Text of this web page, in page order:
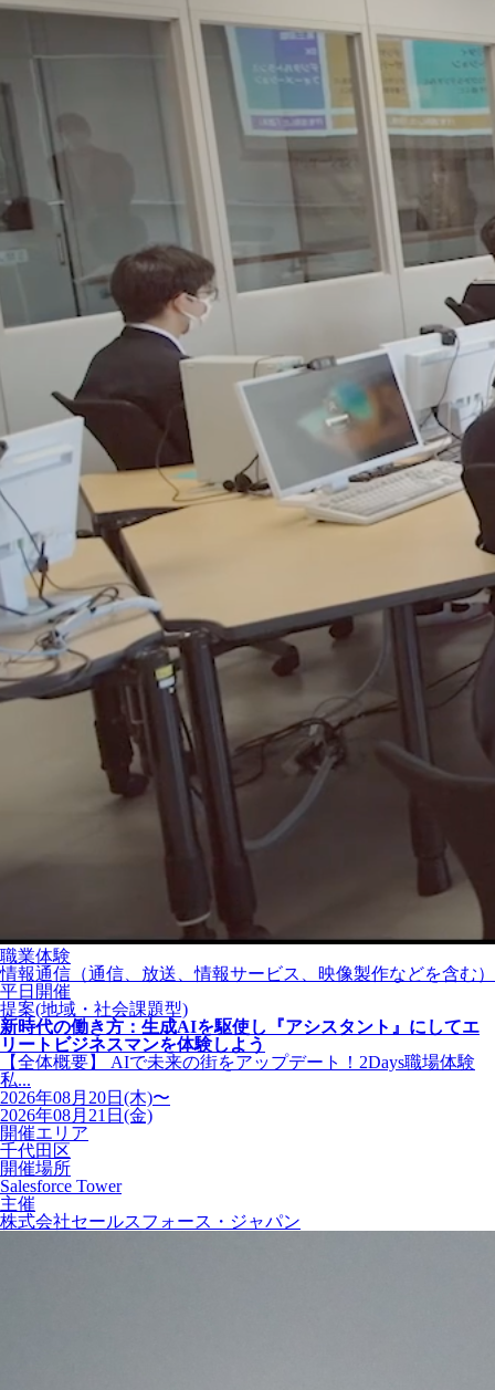
職業体験
情報通信（通信、放送、情報サービス、映像製作などを含む）
平日開催
提案(地域・社会課題型)
新時代の働き方：生成AIを駆使し『アシスタント』にしてエ
リートビジネスマンを体験しよう
【全体概要】 AIで未来の街をアップデート！2Days職場体験
私...
2026年08月20日(木)〜
2026年08月21日(金)
開催エリア
千代田区
開催場所
Salesforce Tower
主催
株式会社セールスフォース・ジャパン